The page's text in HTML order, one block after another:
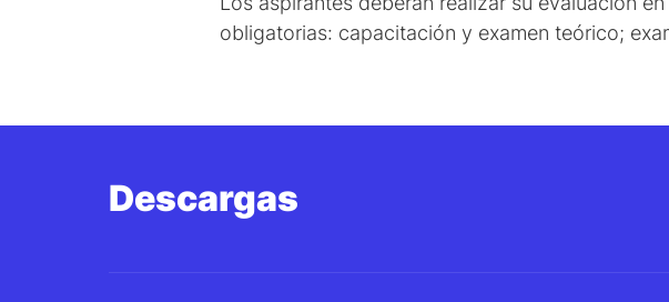
obligatorias: capacitación y examen teórico;
Descargas